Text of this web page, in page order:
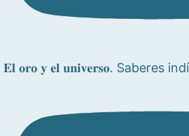
𝐄𝐥 𝐨𝐫𝐨 𝐲 𝐞𝐥 𝐮𝐧𝐢𝐯𝐞𝐫𝐬𝐨. Saberes